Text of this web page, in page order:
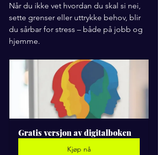
Når du ikke vet hvordan du skal si nei,
sette grenser eller uttrykke behov, blir
du sårbar for stress – både på jobb og
hjemme.
Gratis versjon av digitalboken
Kjøp nå